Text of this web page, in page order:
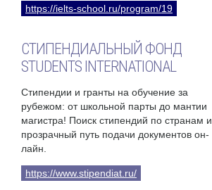
https://ielts-school.ru/program/19
СТИПЕНДИАЛЬНЫЙ ФОНД
STUDENTS INTERNATIONAL
Стипендии и гранты на обучение за
рубежом: от школьной парты до мантии
магистра! Поиск стипендий по странам и
прозрачный путь подачи документов он-
лайн.
https://www.stipendiat.ru/